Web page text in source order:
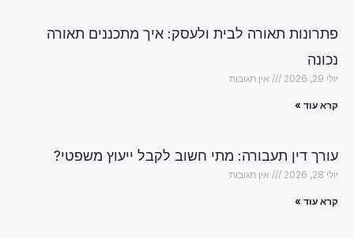
פתרונות תאורה לבית ולעסק: איך מתכננים תאורה
נכונה
יולי 29, 2026 אין תגובות
קרא עוד »
עורך דין תעבורה: מתי חשוב לקבל ייעוץ משפטי?
יולי 28, 2026 אין תגובות
קרא עוד »